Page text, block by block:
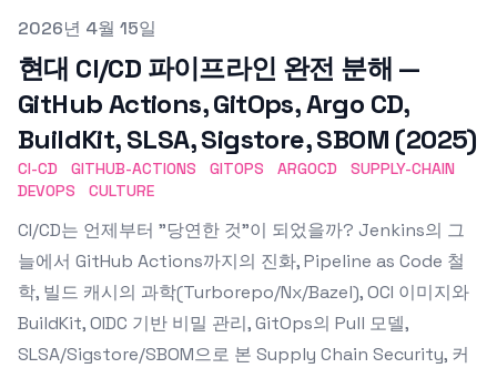
Published on
2026년 4월 15일
현대 CI/CD 파이프라인 완전 분해 —
GitHub Actions, GitOps, Argo CD,
BuildKit, SLSA, Sigstore, SBOM (2025)
CI-CD GITHUB-ACTIONS GITOPS ARGOCD
SUPPLY-CHAIN
DEVOPS
CULTURE
CI/CD는 언제부터 "당연한 것"이 되었을까? Jenkins의 그
늘에서 GitHub Actions까지의 진화, Pipeline as Code 철
학, 빌드 캐시의 과학(Turborepo/Nx/Bazel), OCI 이미지와
BuildKit, OIDC 기반 비밀 관리, GitOps의 Pull 모델,
SLSA/Sigstore/SBOM으로 본 Supply Chain Security, 커